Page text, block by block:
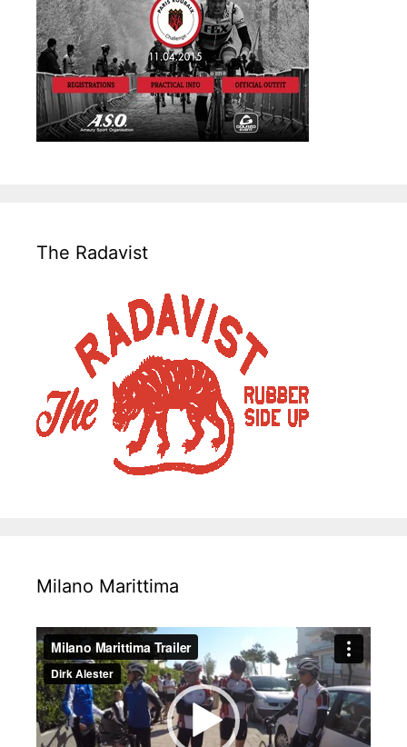
The Radavist
Milano Marittima
Video-
Player